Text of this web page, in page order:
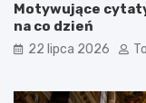
Motywujące
na co dzień
22 lipca 2026